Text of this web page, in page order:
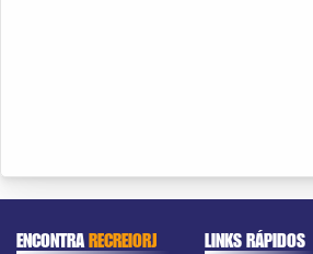
ENCONTRARECREIORJ LINKS RÁPIDOS